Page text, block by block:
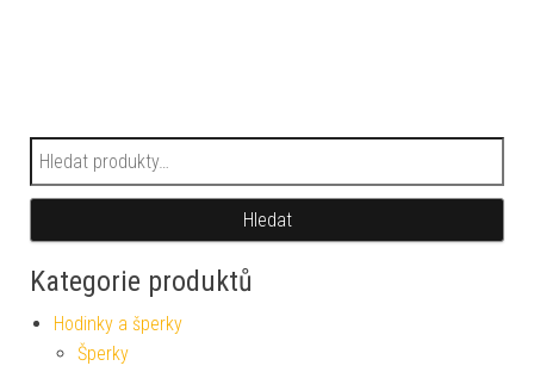
Hledat:
Hledat
Kategorie produktů
Hodinky a šperky
Šperky